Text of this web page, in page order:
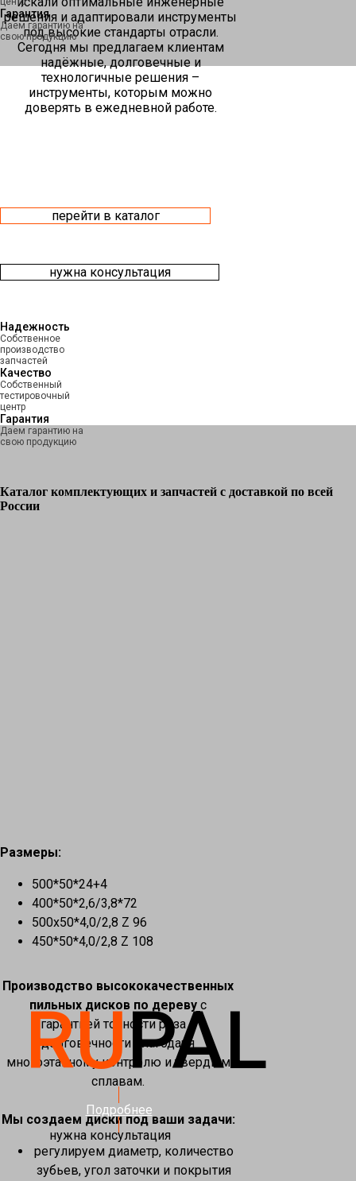
решения и адаптировали инструменты
под высокие стандарты отрасли.
Сегодня мы предлагаем клиентам
надёжные, долговечные и
технологичные решения –
инструменты, которым можно
доверять в ежедневной работе.
перейти в каталог
нужна консультация
Надежность
Собственное
производство
запчастей
Качество
Собственный
тестировочный
центр
Гарантия
Даем гарантию на
свою продукцию
Гарантия
Даем гарантию на
свою продукцию
Размеры:
500*50*24+4
400*50*2,6/3,8*72
500х50*4,0/2,8 Z 96
450*50*4,0/2,8 Z 108
Производство высококачественных
пильных дисков по дереву с
гарантией точности реза и
долговечности благодаря
многоэтапному контролю и твердым
сплавам.
Мы создаем диски под ваши задачи:
регулируем диаметр, количество
зубьев, угол заточки и покрытия
RUPAL
Подробнее
нужна консультация
Каталог комплектующих и запчастей с доставкой по всей
России